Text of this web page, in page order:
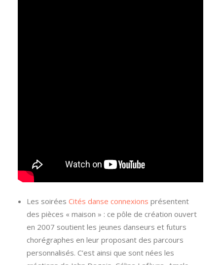
Les soirées Cités danse connexions présentent
des pièces « maison » : ce pôle de création ouvert
en 2007 soutient les jeunes danseurs et futurs
chorégraphes en leur proposant des parcours
personnalisés. C’est ainsi que sont nées les